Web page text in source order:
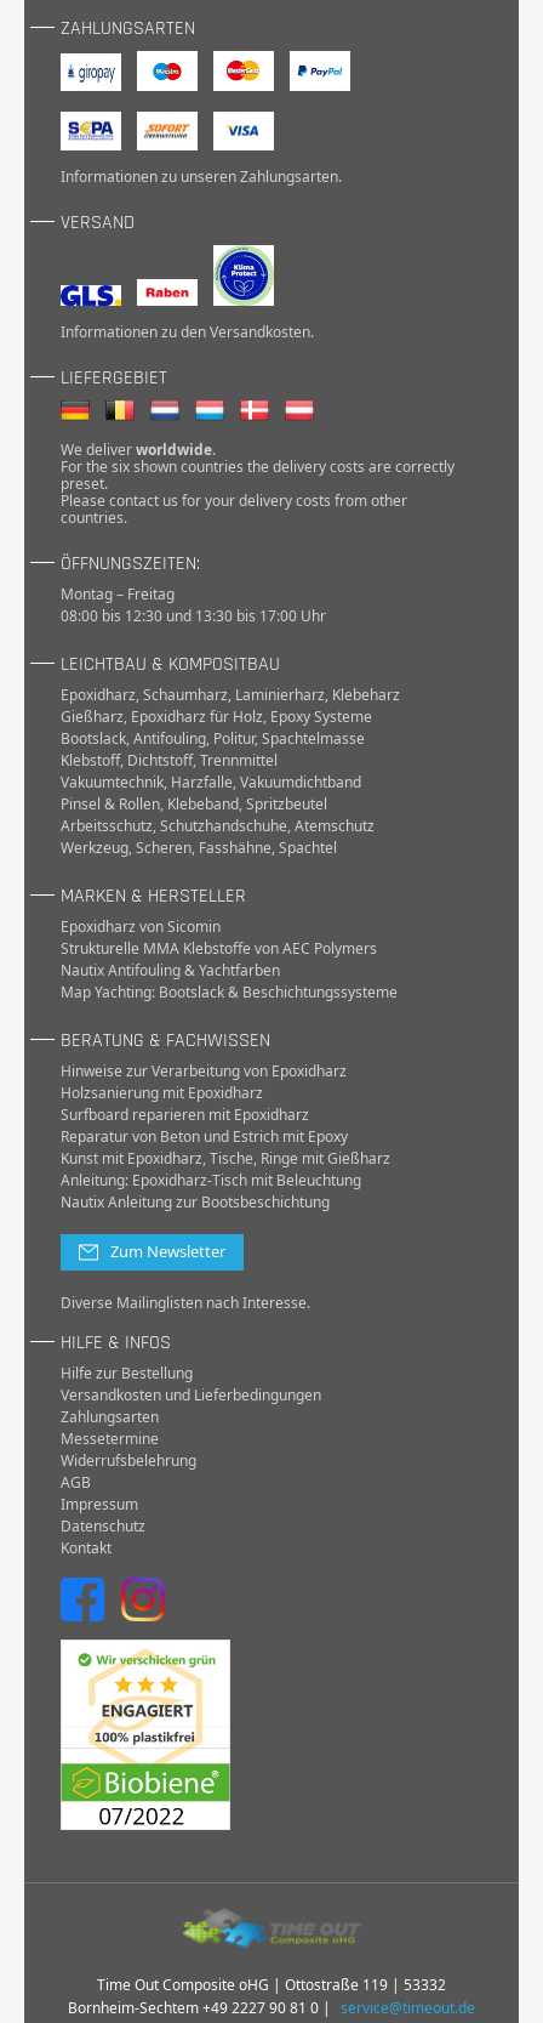
Laminieranwendungen mit Fokus auf mehr
Nachhaltigkeit. Neu dabei:SR GreenPoxy 550
der Nachfolger vonSR 5550
METS Trade
2025
18.–20.
November
2025
Amsterdam
BOOT
Düsseldorf
Januar
Düsseldorf
JEC World 2026
10.–12.
Eventdetails
METS
veröffentlicht
ZAHLUNGSARTEN
Informationen zu unserenZahlungsarten.
VERSAND
Informationen zu denVersandkosten.
LIEFERGEBIET
We deliverworldwide.
For the six shown countries the delivery costs are correctly
preset.
Please contact us for your delivery costs from other
countries.
ÖFFNUNGSZEITEN:
Montag – Freitag
08:00 bis 12:30 und 13:30 bis 17:00 Uhr
LEICHTBAU & KOMPOSITBAU
Epoxidharz, Schaumharz, Laminierharz, Klebeharz
Gießharz, Epoxidharz für Holz, Epoxy Systeme
Bootslack, Antifouling, Politur, Spachtelmasse
Klebstoff, Dichtstoff, Trennmittel
Vakuumtechnik, Harzfalle, Vakuumdichtband
Pinsel & Rollen, Klebeband, Spritzbeutel
Arbeitsschutz, Schutzhandschuhe, Atemschutz
Werkzeug, Scheren, Fasshähne, Spachtel
MARKEN & HERSTELLER
Epoxidharz von Sicomin
Strukturelle MMA Klebstoffe von AEC Polymers
Nautix Antifouling & Yachtfarben
Map Yachting: Bootslack & Beschichtungssysteme
BERATUNG & FACHWISSEN
Hinweise zur Verarbeitung von Epoxidharz
Holzsanierung mit Epoxidharz
Surfboard reparieren mit Epoxidharz
Reparatur von Beton und Estrich mit Epoxy
Kunst mit Epoxidharz, Tische, Ringe mit Gießharz
Anleitung: Epoxidharz-Tisch mit Beleuchtung
Nautix Anleitung zur Bootsbeschichtung
Zum Newsletter
Diverse Mailinglisten nach Interesse.
HILFE & INFOS
Hilfe zur Bestellung
Versandkosten und Lieferbedingungen
Zahlungsarten
Messetermine
Widerrufsbelehrung
AGB
Impressum
Datenschutz
Kontakt
Time Out Composite oHG | Ottostraße 119 | 53332
Bornheim-Sechtem+49 2227 90 81 0 |
service@timeout.de